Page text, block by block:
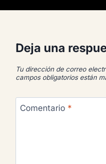
Deja una
Tu dirección de correo
campos obligatorios están
Comentario *